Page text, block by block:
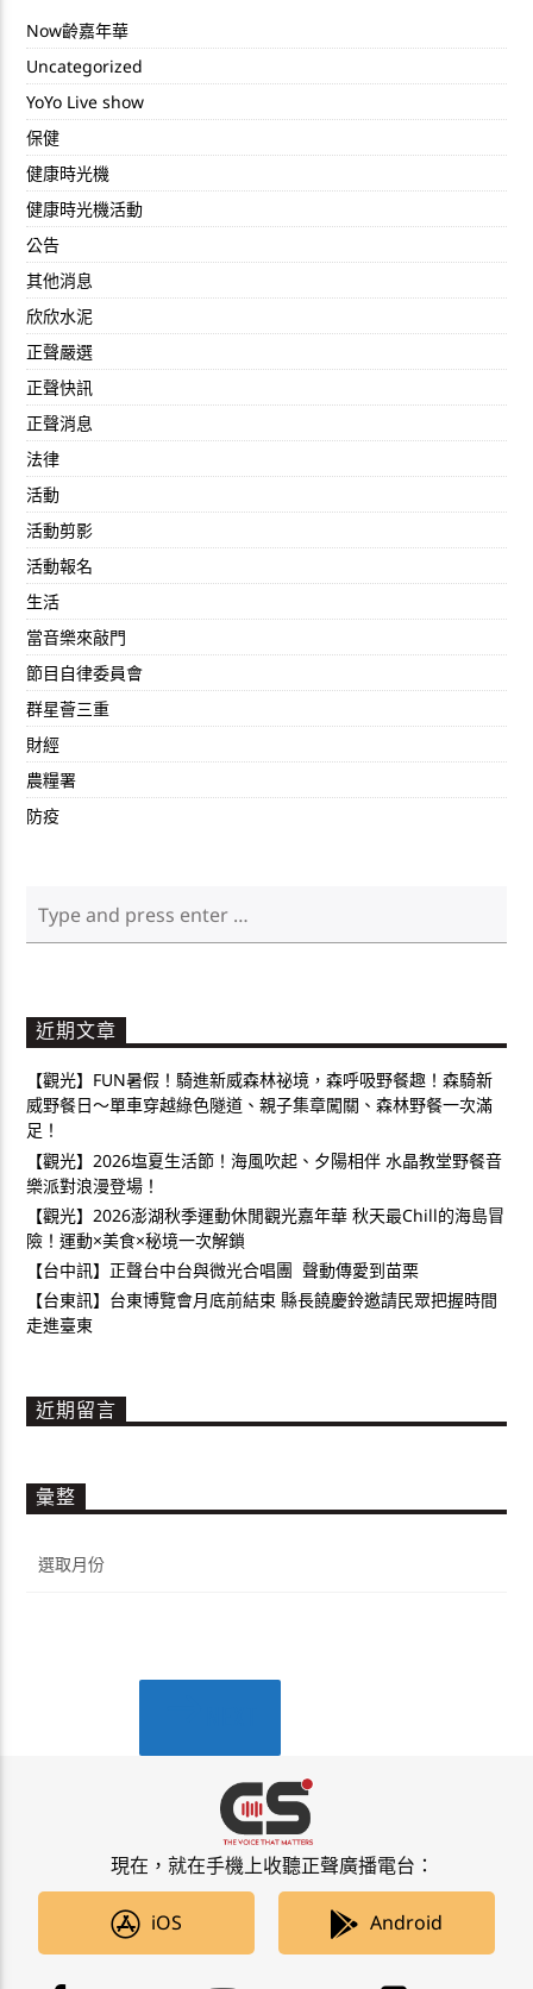
Now齡嘉年華
Uncategorized
YoYo Live show
保健
健康時光機
健康時光機活動
公告
其他消息
欣欣水泥
正聲嚴選
正聲快訊
正聲消息
法律
活動
活動剪影
活動報名
生活
當音樂來敲門
節目自律委員會
群星薈三重
財經
農糧署
防疫
近期文章
【觀光】FUN暑假！騎進新威森林祕境，森呼吸野餐趣！森騎新
威野餐日～單車穿越綠色隧道、親子集章闖關、森林野餐一次滿
足！
【觀光】2026塩夏生活節！海風吹起、夕陽相伴 水晶教堂野餐音
樂派對浪漫登場！
【觀光】2026澎湖秋季運動休閒觀光嘉年華 秋天最Chill的海島冒
險！運動×美食×秘境一次解鎖
【台中訊】正聲台中台與微光合唱團 聲動傳愛到苗栗
【台東訊】台東博覽會月底前結束 縣長饒慶鈴邀請民眾把握時間
走進臺東
近期留言
彙整
整
現在，就在手機上收聽正聲廣播電台：
iOS Android